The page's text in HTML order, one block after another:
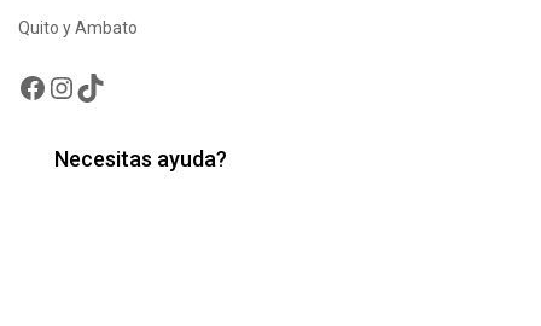
Quito y Ambato
Facebook
Instagram
TikTok
Necesitas ayuda?